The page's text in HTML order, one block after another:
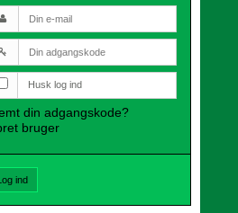
Husk log ind
din adgangskode?
bruger
ind